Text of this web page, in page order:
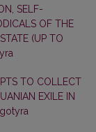
SELF-
OF THE
(UP TO
TO COLLECT
EXILE IN